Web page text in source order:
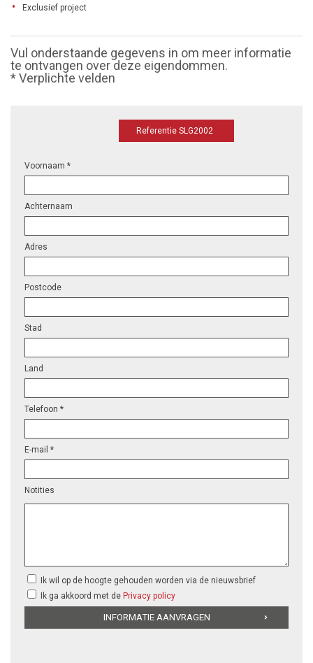
Exclusief project
Vul onderstaande gegevens in om meer informatie
te ontvangen over deze eigendommen.
* Verplichte velden
Referentie SLG2002
Voornaam *
Achternaam
Adres
Postcode
Stad
Land
Telefoon *
E-mail *
Notities
Ik wil op de hoogte gehouden worden via de nieuwsbrief
Ik ga akkoord met de Privacy policy